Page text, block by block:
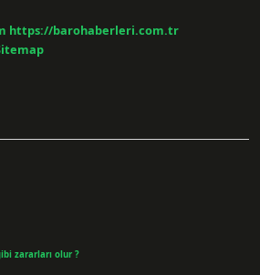
https://barohaberleri.com.tr
zararları olur ?